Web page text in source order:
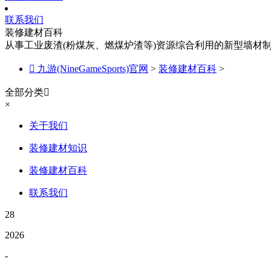
联系我们
装修建材百科
从事工业废渣(粉煤灰、燃煤炉渣等)资源综合利用的新型墙材
 九游(NineGameSports)官网 > 装修建材百科 >
全部分类
×
关于我们
装修建材知识
装修建材百科
联系我们
28
2026
-